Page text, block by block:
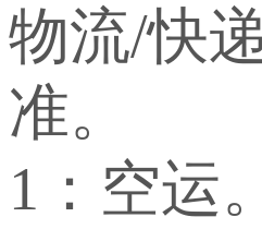
物流/快
准。
1：空运